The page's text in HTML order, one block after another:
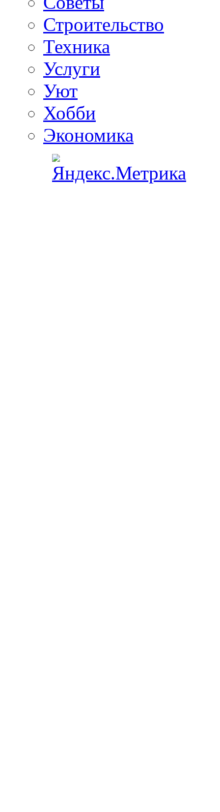
Строительство
Техника
Услуги
Уют
Хобби
Экономика